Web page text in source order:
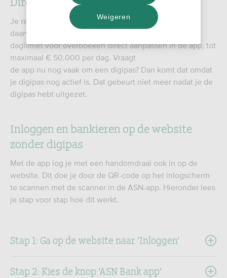
Je regelt alles direct in de app. Een digipas heb je
daarvoor niet meer nodig. Je kunt bijvoorbeeld de
daglimiet voor overboeken direct aanpassen in de app, tot
maximaal € 50.000 per dag. Vraagt
de app nu nog vaak om een digipas? Dan komt dat omdat
je digipas nog actief is. Dat gebeurt niet meer nadat je de
digipas hebt uitgezet.
Inloggen en bankieren op de website
zonder digipas
Met de app log je met een handomdraai ook in op de
website. Dit doe je door de QR-code op het inlogscherm
te scannen met de scanner in de ASN-app. Hieronder lees
je stap voor stap hoe dit werkt.
Stap 1: Ga op de website naar 'Inloggen'
Stap 2: Kies de knop 'ASN Bank app'
Weigeren